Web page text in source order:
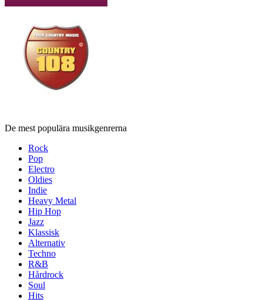
De mest populära musikgenrerna
Rock
Pop
Electro
Oldies
Indie
Heavy Metal
Hip Hop
Jazz
Klassisk
Alternativ
Techno
R&B
Hårdrock
Soul
Hits